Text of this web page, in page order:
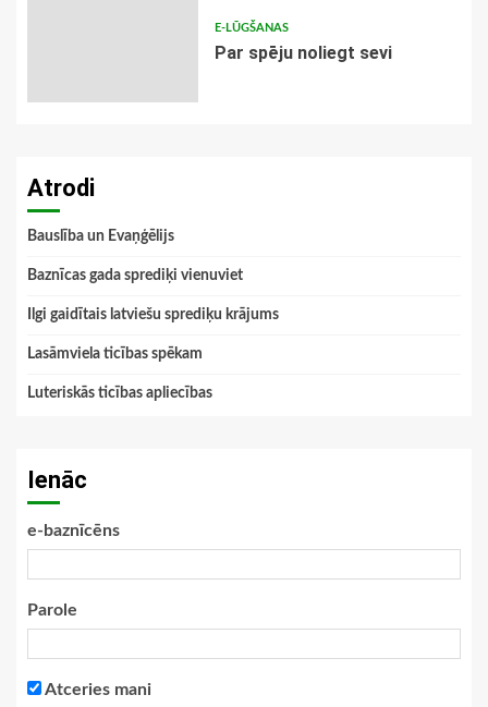
E-LŪGŠANAS
Par spēju noliegt sevi
Atrodi
Bauslība un Evaņģēlijs
Baznīcas gada sprediķi vienuviet
Ilgi gaidītais latviešu sprediķu krājums
Lasāmviela ticības spēkam
Luteriskās ticības apliecības
Ienāc
e-baznīcēns
Parole
Atceries mani